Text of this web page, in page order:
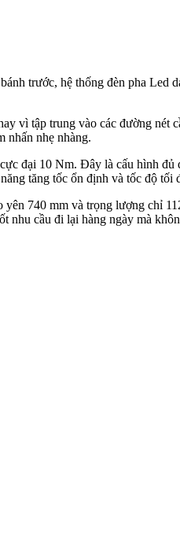
trước, hệ thống đèn pha
vì tập trung vào các đường
nhấn nhẹ nhàng.
đại 10 Nm. Đây là cấu hình
tăng tốc ổn định và tốc độ tối
740 mm và trọng lượng chỉ
cầu đi lại hàng ngày mà